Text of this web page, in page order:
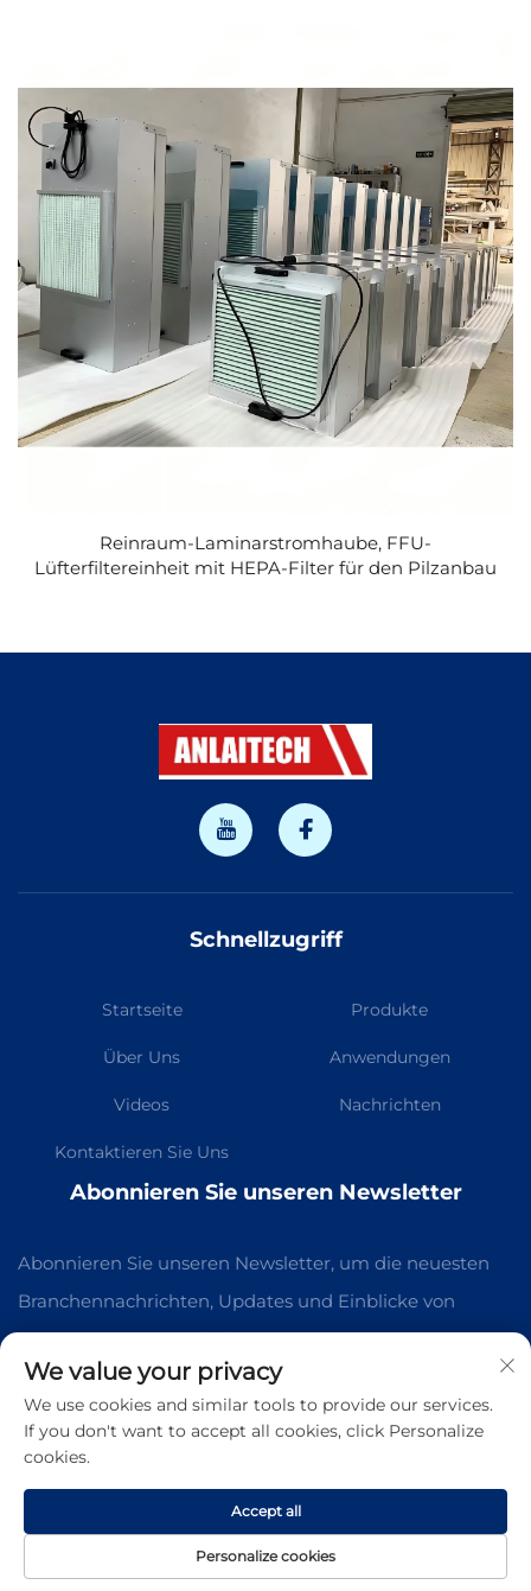
Reinraum-Laminarstromhaube, FFU-
Lüfterfiltereinheit mit HEPA-Filter für den Pilzanbau
Schnellzugriff
Startseite Produkte
Über Uns Anwendungen
Videos Nachrichten
Kontaktieren Sie Uns
Abonnieren Sie unseren Newsletter
Abonnieren Sie unseren Newsletter, um die neuesten
Branchennachrichten, Updates und Einblicke von
unserem Team zu erhalten.
Abonnieren
Manufacturing Co., Ltd. Alle Rechte vorbehalten -
Datenschutzrichtlinie
We value your privacy
We use cookies and similar tools to provide our services.
If you don't want to accept all cookies, click Personalize
cookies.
Personalize cookies
Accept all